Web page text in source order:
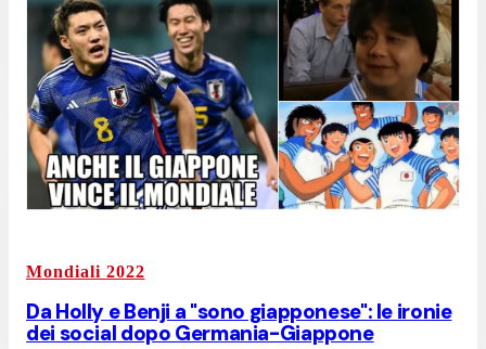
Mondiali 2022
Da Holly e Benji a "sono giapponese": le ironie
dei social dopo Germania-Giappone